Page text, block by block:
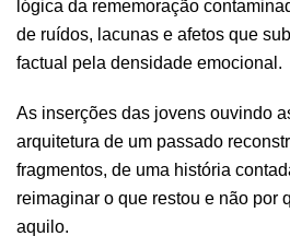
lógica da rememoração
de ruídos, lacunas e afetos que
factual pela densidade emocional.
As inserções das jovens ouvindo
arquitetura de um passado
fragmentos, de uma história
reimaginar o que restou e não por
aquilo.